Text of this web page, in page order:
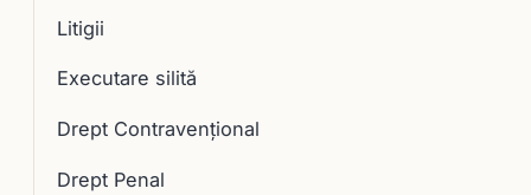
Litigii
Executare silită
Drept Contravențional
Drept Penal